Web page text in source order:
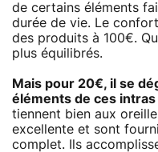
de certains éléments
durée de vie. Le
des produits à 100€.
plus équilibrés.
Mais pour 20€, il se
éléments de ces
tiennent bien aux
excellente et sont
complet. Ils